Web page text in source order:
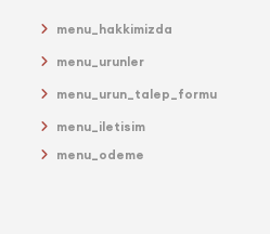
menu_hakkimizda
menu_urunler
menu_urun_talep_formu
menu_iletisim
menu_odeme